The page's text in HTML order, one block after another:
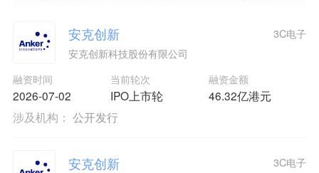
安克创新
安克创新科技股份有限公司
融资时间
2026-07-02
当前轮次
IPO上市轮
融资金额
46.32亿港元
3C电子
涉及机构： 公开发行
安克创新 3C电子